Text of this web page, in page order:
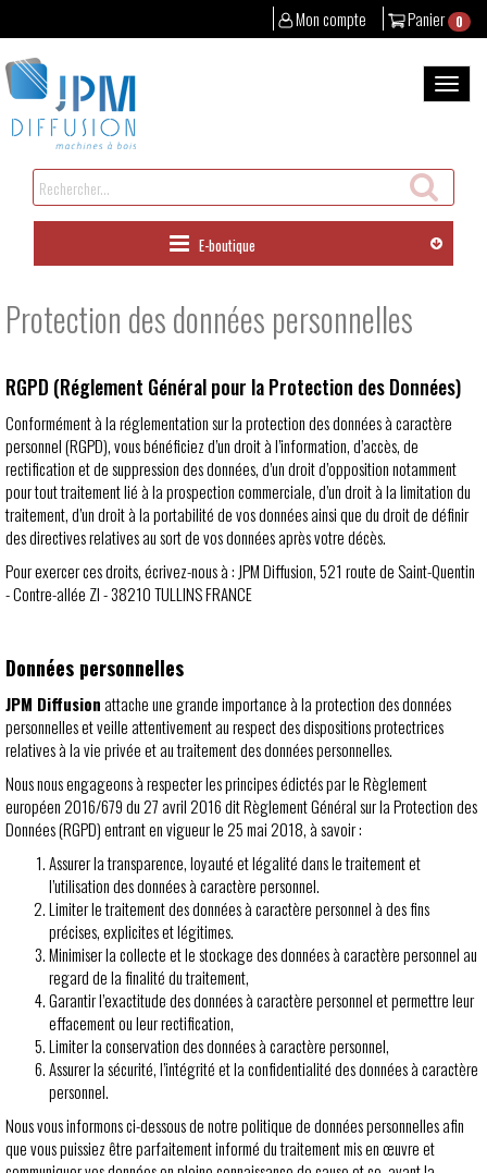
Panier 0
Mon compte
au
contenu
la
Rechercher
un
produit
E-boutique
Protection des données personnelles
RGPD (Réglement Général pour la Protection des Données)
Conformément à la réglementation sur la protection des données à caractère
personnel (RGPD), vous bénéficiez d’un droit à l’information, d’accès, de
rectification et de suppression des données, d’un droit d’opposition notamment
pour tout traitement lié à la prospection commerciale, d’un droit à la limitation du
traitement, d’un droit à la portabilité de vos données ainsi que du droit de définir
des directives relatives au sort de vos données après votre décès.
Pour exercer ces droits, écrivez-nous à : JPM Diffusion, 521 route de Saint-Quentin
- Contre-allée ZI - 38210 TULLINS FRANCE
Données personnelles
JPM Diffusion attache une grande importance à la protection des données
personnelles et veille attentivement au respect des dispositions protectrices
relatives à la vie privée et au traitement des données personnelles.
Nous nous engageons à respecter les principes édictés par le Règlement
européen 2016/679 du 27 avril 2016 dit Règlement Général sur la Protection des
Données (RGPD) entrant en vigueur le 25 mai 2018, à savoir :
Assurer la transparence, loyauté et légalité dans le traitement et
l’utilisation des données à caractère personnel.
Limiter le traitement des données à caractère personnel à des fins
précises, explicites et légitimes.
Minimiser la collecte et le stockage des données à caractère personnel au
regard de la finalité du traitement,
Garantir l’exactitude des données à caractère personnel et permettre leur
effacement ou leur rectification,
Limiter la conservation des données à caractère personnel,
Assurer la sécurité, l’intégrité et la confidentialité des données à caractère
personnel.
Nous vous informons ci-dessous de notre politique de données personnelles afin
que vous puissiez être parfaitement informé du traitement mis en œuvre et